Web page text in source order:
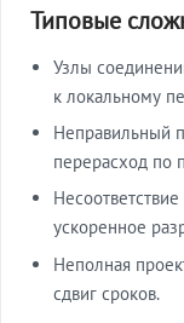
Типовые
Узлы
к локальному
Неправильный
перерасход по
ускоренное
Неполная
сдвиг сроков.